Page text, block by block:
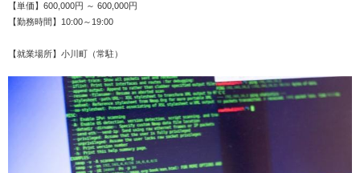
【単価】600,000円 ～ 600,000円
【勤務時間】10:00～19:00
【就業場所】小川町（常駐）